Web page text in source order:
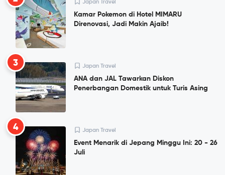
Japan Travel
Kamar Pokemon di Hotel MIMARU
Direnovasi, Jadi Makin Ajaib!
3 Japan Travel
ANA dan JAL Tawarkan Diskon
Penerbangan Domestik untuk Turis Asing
4 Japan Travel
Event Menarik di Jepang Minggu Ini: 20 - 26
Juli